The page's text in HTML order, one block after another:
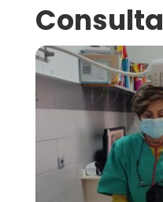
Consulta